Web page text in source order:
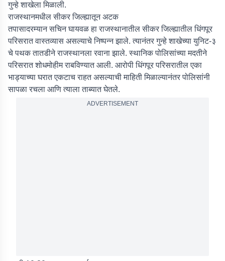
गुन्हे शाखेला मिळाली.
राजस्थानमधील सीकर जिल्ह्यातून अटक
तपासादरम्यान सचिन घायवळ हा राजस्थानातील सीकर जिल्ह्यातील धिंगपूर
परिसरात वास्तव्यास असल्याचे निष्पन्न झाले. त्यानंतर गुन्हे शाखेच्या युनिट-३
चे पथक तातडीने राजस्थानला रवाना झाले. स्थानिक पोलिसांच्या मदतीने
परिसरात शोधमोहीम राबविण्यात आली. आरोपी धिंगपूर परिसरातील एका
भाड्याच्या घरात एकटाच राहत असल्याची माहिती मिळाल्यानंतर पोलिसांनी
सापळा रचला आणि त्याला ताब्यात घेतले.
ADVERTISEMENT